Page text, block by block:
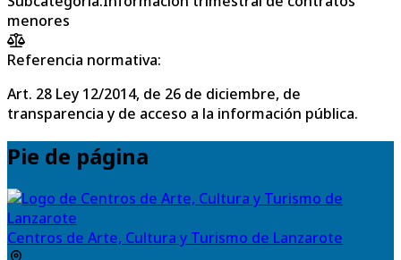
menores
Referencia normativa:
Art. 28 Ley 12/2014, de 26 de diciembre, de
transparencia y de acceso a la información pública.
Pie de página
Centros de Arte, Cultura y Turismo de Lanzarote